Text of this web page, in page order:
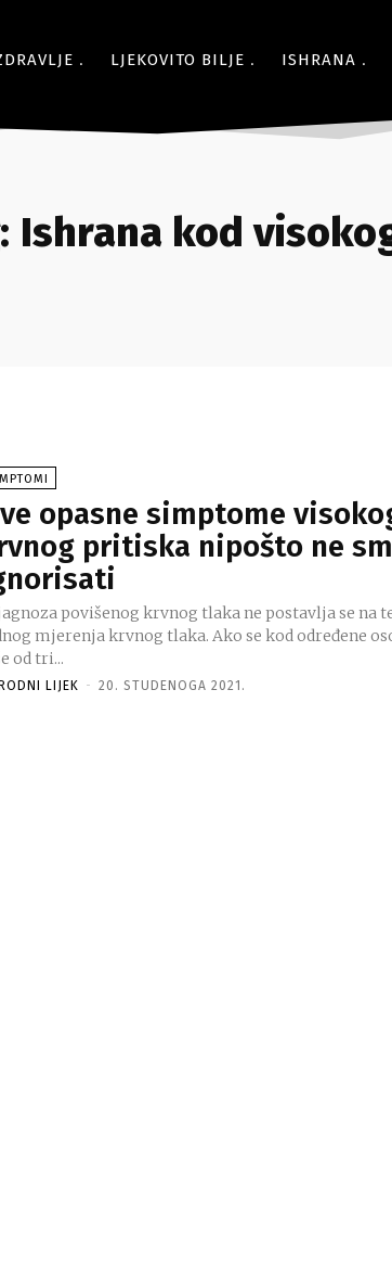
LJEKOVITO BILJE ISHRANA
Ishrana kod
opasne simptome
pritiska nipošto ne
povišenog krvnog tlaka ne postavlja se na
mjerenja krvnog tlaka. Ako se kod određene
od tri...
LIJEK - 20. STUDENOGA 2021.